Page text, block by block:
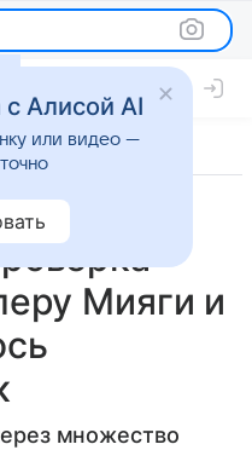
Мияги и
множество
Алисой AI
или видео —